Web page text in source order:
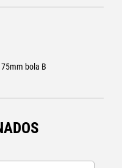
bola B